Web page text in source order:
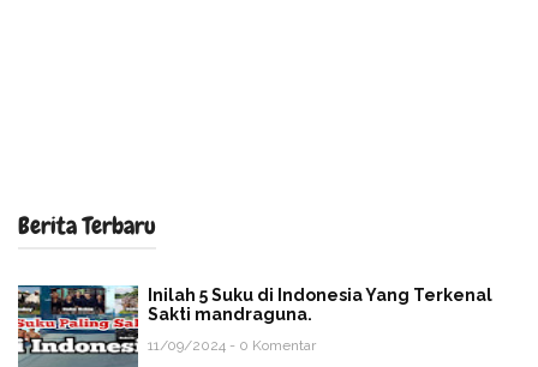
Berita Terbaru
Inilah 5 Suku di Indonesia Yang Terkenal
Sakti mandraguna.
11/09/2024 - 0 Komentar